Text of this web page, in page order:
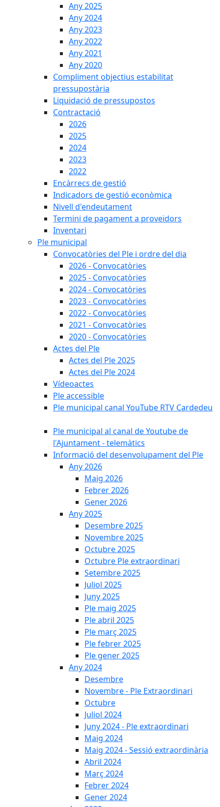
Any 2025
Any 2024
Any 2023
Any 2022
Any 2021
Any 2020
Compliment objectius estabilitat
pressupostària
Liquidació de pressupostos
Contractació
2026
2025
2024
2023
2022
Encàrrecs de gestió
Indicadors de gestió econòmica
Nivell d'endeutament
Termini de pagament a proveïdors
Inventari
Ple municipal
Convocatòries del Ple i ordre del dia
2026 - Convocatòries
2025 - Convocatòries
2024 - Convocatòries
2023 - Convocatòries
2022 - Convocatòries
2021 - Convocatòries
2020 - Convocatòries
Actes del Ple
Actes del Ple 2025
Actes del Ple 2024
Vídeoactes
Ple accessible
Ple municipal canal YouTube RTV Cardedeu
Ple municipal al canal de Youtube de
l'Ajuntament - telemàtics
Informació del desenvolupament del Ple
Any 2026
Maig 2026
Febrer 2026
Gener 2026
Any 2025
Desembre 2025
Novembre 2025
Octubre 2025
Octubre Ple extraordinari
Setembre 2025
Juliol 2025
Juny 2025
Ple maig 2025
Ple abril 2025
Ple març 2025
Ple febrer 2025
Ple gener 2025
Any 2024
Desembre
Novembre - Ple Extraordinari
Octubre
Juliol 2024
Juny 2024 - Ple extraordinari
Maig 2024
Maig 2024 - Sessió extraordinària
Abril 2024
Març 2024
Febrer 2024
Gener 2024